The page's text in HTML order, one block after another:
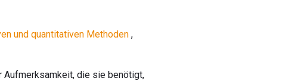
und quantitativen Methoden ,
Aufmerksamkeit, die sie benötigt,